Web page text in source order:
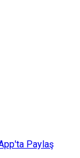
Paylaş